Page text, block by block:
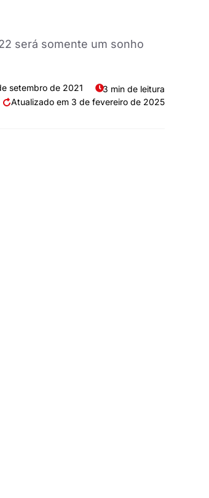
será somente um sonho
setembro de 2021
3 min de leitura
3 de fevereiro de 2025